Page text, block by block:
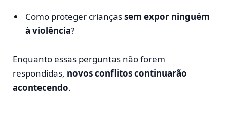
Como proteger criançassem expor ninguém
à violência?
Enquanto essas perguntas não forem
respondidas, novos conflitos continuarão
acontecendo.